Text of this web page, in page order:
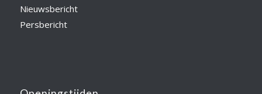
Nieuwsbericht
Persbericht